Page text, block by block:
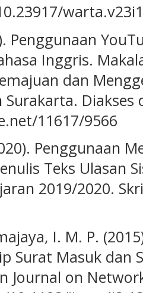
Penggunaan
Inggris.
dan
Diakses
11617/9566
Penggunaan
Teks Ulasan
2019/2020.
I. M. P.
Surat Masuk dan
Journal on